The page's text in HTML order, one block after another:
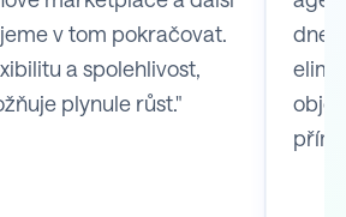
v tom pokračovat.
a spolehlivost,
plynule růst."
dnes